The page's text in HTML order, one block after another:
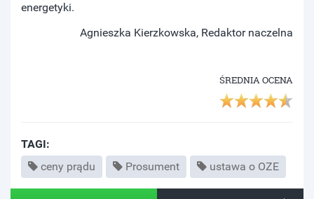
energetyki.
Agnieszka Kierzkowska, Redaktor naczelna
ŚREDNIA OCENA
TAGI:
ceny prądu
Prosument ustawa o OZE